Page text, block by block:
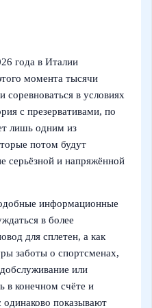
года в Италии
момента тысячи
в условиях
с презервативами, по
лишь одним из
потом будут
серьёзной и напряжённой
информационные
в более
для сплетен, а как
заботы о спортсменах,
или
в конечном счёте и
одинаково показывают